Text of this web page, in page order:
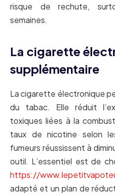
risque de rechute,
semaines.
La cigarette
supplémentaire
La cigarette électronique
du tabac. Elle réduit
toxiques liées à la
taux de nicotine selon
fumeurs réussissent à
outil. L’essentiel est de
https://
adapté et un plan de